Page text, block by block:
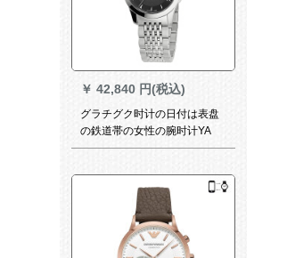
￥ 42,840 円(税込)
グラチグク时计の日付は表盘
の鉄道帯の女性の腕时计YA
1266 hを表现します。